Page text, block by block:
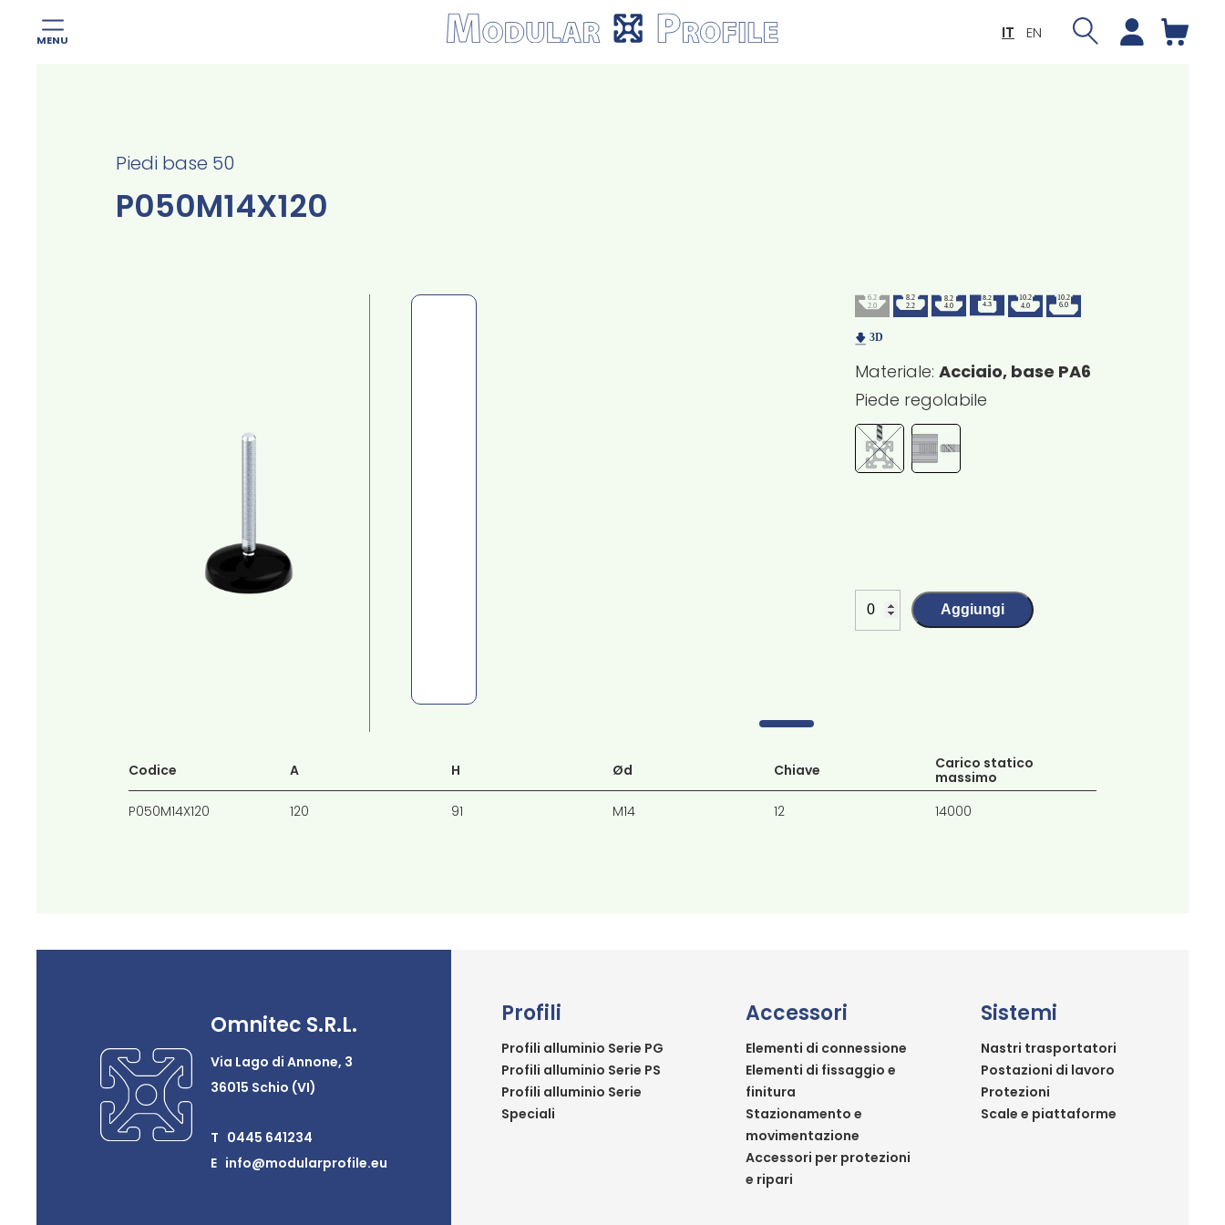
MENU IT EN
Piedi base 50
P050M14X120
Materiale: Acciaio, base PA6
Piede regolabile
Aggiungi
Codice
P050M14X120
A
120
H
91
Ød
M14
Chiave
12
Carico statico
massimo
14000
Omnitec S.R.L.
Via Lago di Annone, 3
36015 Schio (VI)
T 0445 641234
E info@modularprofile.eu
Profili
Profili alluminio Serie PG
Profili alluminio Serie PS
Profili alluminio Serie
Speciali
Accessori
Elementi di connessione
Elementi di fissaggio e
finitura
Stazionamento e
movimentazione
Accessori per protezioni
e ripari
Sistemi
Nastri trasportatori
Postazioni di lavoro
Protezioni
Scale e piattaforme